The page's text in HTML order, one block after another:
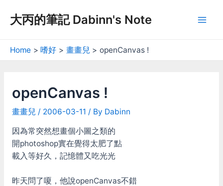
大丙的筆記 Dabinn's Note
Home 嗜好 畫畫兒 openCanvas !
openCanvas !
畫畫兒 / 2006-03-11 / By Dabinn
因為常突然想畫個小圖之類的
開photoshop實在覺得太肥了點
載入等好久，記憶體又吃光光
昨天問了嗄，他說openCanvas不錯